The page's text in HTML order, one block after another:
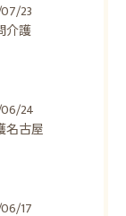
23
介護
24
名古屋
17